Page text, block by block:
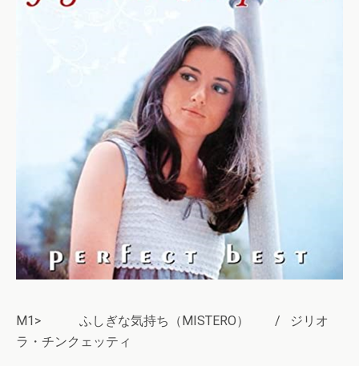
M1> ふしぎな気持ち（MISTERO） / ジリオ
ラ・チンクェッティ